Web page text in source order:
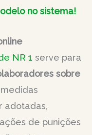
no sistema!
NR 1 serve para
sobre
adotadas,
de punições